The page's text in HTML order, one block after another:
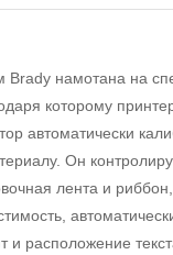
Brady намотана на
которому
автоматически
Он
лента и
расположение